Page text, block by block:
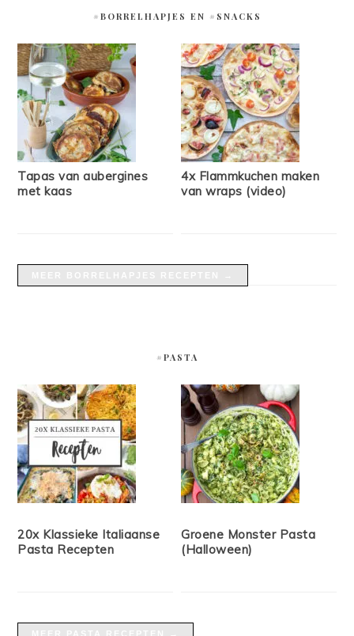
#BORRELHAPJES EN #SNACKS
Tapas van aubergines
met kaas
4x Flammkuchen maken
van wraps (video)
#PASTA
20x Klassieke Italiaanse
Pasta Recepten
Groene Monster Pasta
(Halloween)